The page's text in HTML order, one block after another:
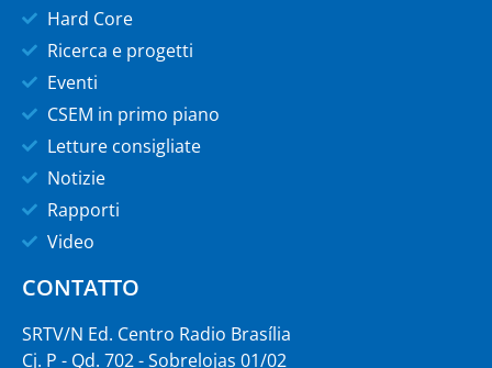
Hard Core
Ricerca e progetti
Eventi
CSEM in primo piano
Letture consigliate
Notizie
Rapporti
Video
CONTATTO
SRTV/N Ed. Centro Radio Brasília
Cj. P - Qd. 702 - Sobrelojas 01/02